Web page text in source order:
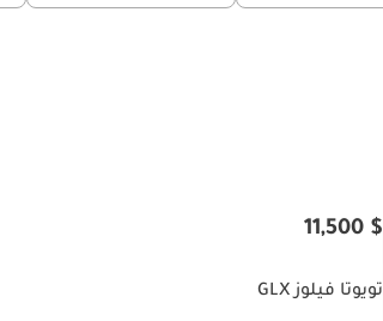
$ 11,500
تويوتا فيلوز GLX